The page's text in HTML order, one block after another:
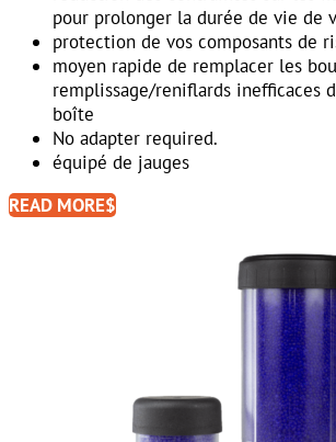
pour prolonger la durée de vie de
protection de vos composants de
moyen rapide de remplacer les
remplissage/reniflards inefficaces
boîte
No adapter required.
équipé de jauges
READ MORE